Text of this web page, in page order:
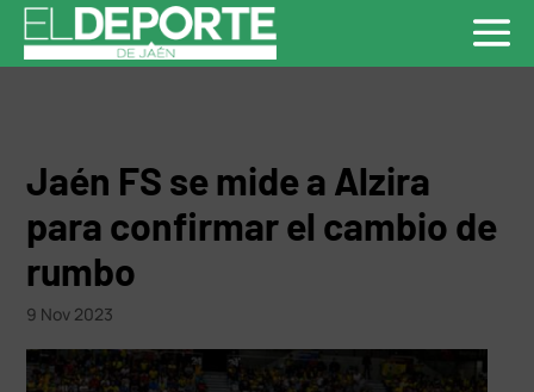
Jaén FS se mide a Alzira
para confirmar el cambio de
rumbo
9 Nov 2023